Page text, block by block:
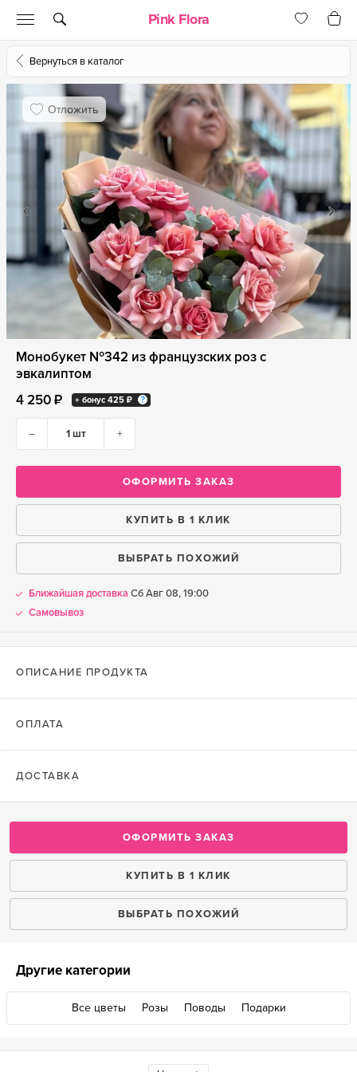
Pink Flora
Вернуться в каталог
Отложить
Монобукет №342 из французских роз с
эвкалиптом
4 250 ₽
+ бонус 425 ₽
– +
ОФОРМИТЬ ЗАКАЗ
КУПИТЬ В 1 КЛИК
ВЫБРАТЬ ПОХОЖИЙ
Ближайшая доставка Сб Авг 08, 19:00
Самовывоз
ОПИСАНИЕ ПРОДУКТА
ОПЛАТА
ДОСТАВКА
ОФОРМИТЬ ЗАКАЗ
КУПИТЬ В 1 КЛИК
ВЫБРАТЬ ПОХОЖИЙ
Другие категории
Все цветы Розы Поводы Подарки